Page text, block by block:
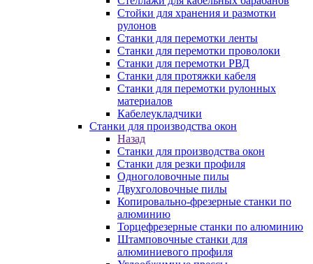
Стойки для хранения и размотки
рулонов
Станки для перемотки ленты
Станки для перемотки проволоки
Станки для перемотки РВД
Станки для протяжки кабеля
Станки для перемотки рулонных
материалов
Кабелеукладчики
Станки для производства окон
Назад
Станки для производства окон
Станки для резки профиля
Одноголовочные пилы
Двухголовочные пилы
Копировально-фрезерные станки по
алюминию
Торцефрезерные станки по алюминию
Штамповочные станки для
алюминиевого профиля